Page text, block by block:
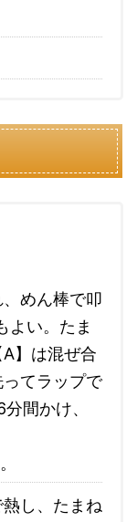
めん棒で叩
よい。たま
】は混ぜ合
てラップで
間かけ、
し、たまね